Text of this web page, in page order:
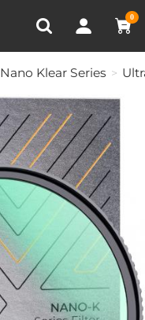
0
RECENT BEKEKEN
Nano Klear Series